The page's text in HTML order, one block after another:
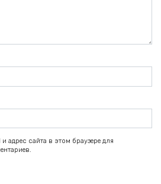
адрес сайта в этом браузере для